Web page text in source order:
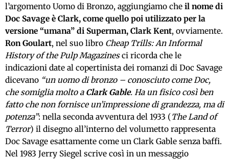
l’argomento Uomo di Bronzo, aggiungiamo che il nome di
Doc Savage è Clark, come quello poi utilizzato per la
versione “umana” di Superman, Clark Kent, ovviamente.
Ron Goulart, nel suo libro Cheap Trills: An Informal
History of the Pulp Magazinesci ricorda che le
indicazioni date al copertinista dei romanzi di Doc Savage
dicevano “un uomo di bronzo – conosciuto come Doc,
che somiglia molto a Clark Gable. Ha un fisico così ben
fatto che non fornisce un’impressione di grandezza, ma di
potenza”: nella seconda avventura del 1933 (The Land of
Terror) il disegno all’interno del volumetto rappresenta
Doc Savage esattamente come un Clark Gable senza baffi.
Nel 1983 Jerry Siegel scrive così in un messaggio